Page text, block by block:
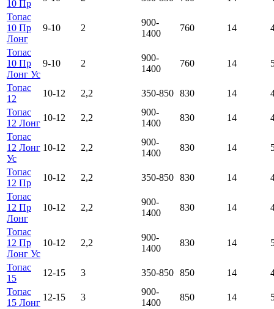
10 Пр
Топас
10 Пр
Лонг
9-10 2
900-
1400
760 14
Топас
10 Пр
Лонг Ус
9-10 2
900-
1400
760 14
Топас
12
10-12 2,2 350-850 830 14
Топас
12 Лонг
10-12 2,2
900-
1400
830 14
Топас
12 Лонг
Ус
10-12 2,2
900-
1400
830 14
Топас
12 Пр
10-12 2,2 350-850 830 14
Топас
12 Пр
Лонг
10-12 2,2
900-
1400
830 14
Топас
12 Пр
Лонг Ус
10-12 2,2
900-
1400
830 14
Топас
15
12-15 3 350-850 850 14
Топас
15 Лонг
12-15 3
900-
1400
850 14